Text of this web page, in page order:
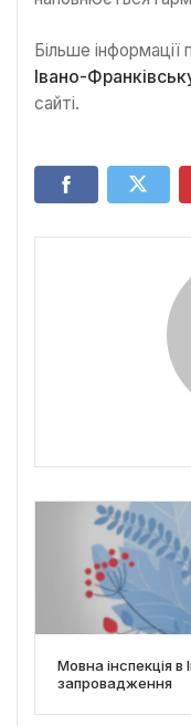
Більше інформації
Івано-
сайті.
Мовна інспекція в
запровадження